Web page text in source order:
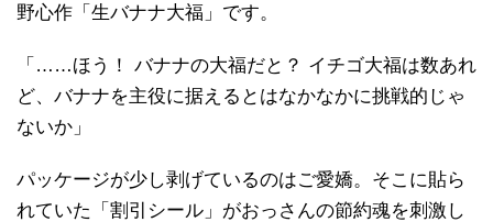
野心作「生バナナ大福」です。
「……ほう！ バナナの大福だと？ イチゴ大福は数あれ
ど、バナナを主役に据えるとはなかなかに挑戦的じゃ
ないか」
パッケージが少し剥げているのはご愛嬌。そこに貼ら
れていた「割引シール」がおっさんの節約魂を刺激し